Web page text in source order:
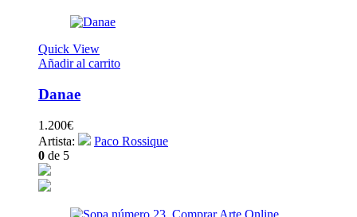
Quick View
Añadir al carrito
Danae
1.200€
Artista:
Paco Rossique
0 de 5